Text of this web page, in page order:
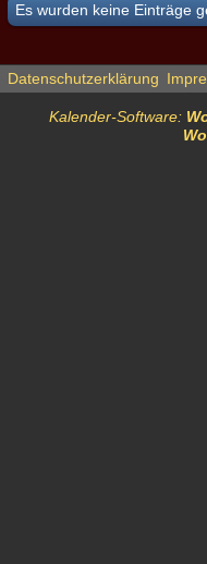
Es wurden keine Einträge
Datenschutzerklärung
Kalender-Software: